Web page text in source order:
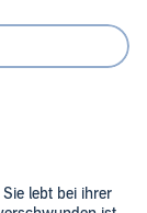
Sie lebt bei ihrer